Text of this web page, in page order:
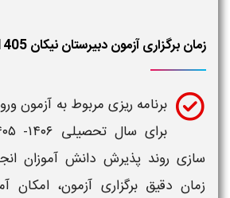
زمان برگزاری آزمون دبیرستان نیکان 1405 - 1406
برنامه ریزی مربوط به آزمون
برای سال تحصیلی ۱۴۰۶- ۱۴۰۵
سازی روند پذیرش دانش آموزان
زمان دقیق برگزاری آزمون، امکان